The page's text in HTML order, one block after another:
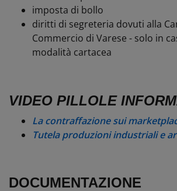
imposta di bollo
diritti di segreteria dovuti alla
Commercio di Varese - solo in
modalità cartacea
VIDEO PILLOLE
La contraffazione sui
Tutela produzioni industriali e
DOCUMENTAZIONE